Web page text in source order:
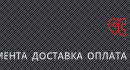
ДОСТАВКА ОПЛАТА